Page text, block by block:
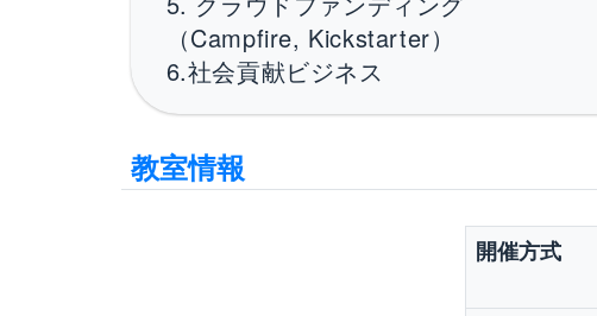
（Campfire, Kickstarter）
6.社会貢献ビジネス
教室情報
開催⽅式